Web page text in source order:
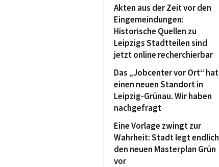
Akten aus der Zeit vor den
Eingemeindungen:
Historische Quellen zu
Leipzigs Stadtteilen sind
jetzt online recherchierbar
Das „Jobcenter vor Ort“ hat
einen neuen Standort in
Leipzig-Grünau. Wir haben
nachgefragt
Eine Vorlage zwingt zur
Wahrheit: Stadt legt endlich
den neuen Masterplan Grün
vor